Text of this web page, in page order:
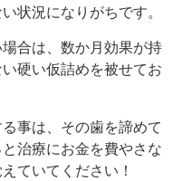
状況になりがちです。
合は、数か月効果が持
硬い仮詰めを被せてお
事は、その歯を諦めて
治療にお金を費やさな
ていてください！